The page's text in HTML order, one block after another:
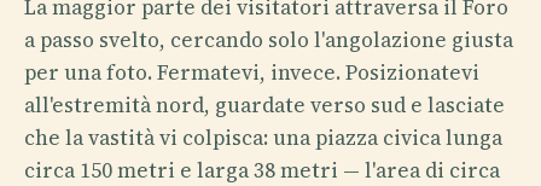
La maggior parte dei visitatori attraversa il Foro
a passo svelto, cercando solo l'angolazione giusta
per una foto. Fermatevi, invece. Posizionatevi
all'estremità nord, guardate verso sud e lasciate
che la vastità vi colpisca: una piazza civica lunga
circa 150 metri e larga 38 metri — l'area di circa